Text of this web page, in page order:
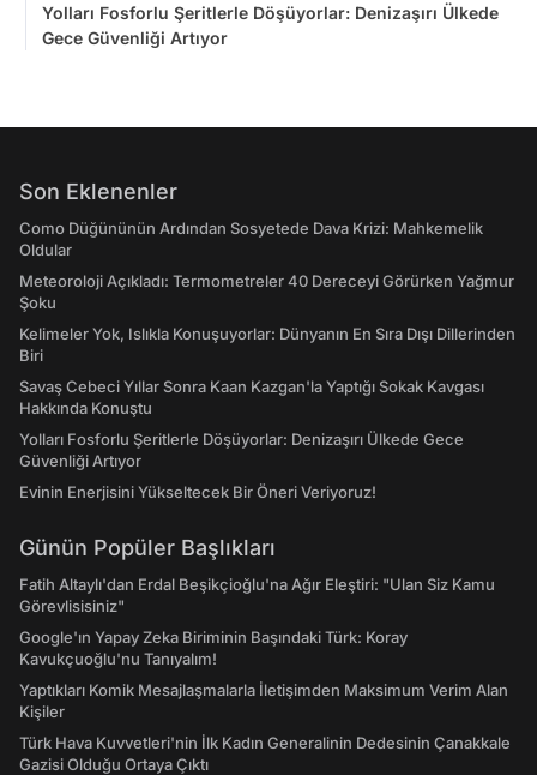
Yolları Fosforlu Şeritlerle Döşüyorlar: Denizaşırı Ülkede
Gece Güvenliği Artıyor
Son Eklenenler
Como Düğününün Ardından Sosyetede Dava Krizi: Mahkemelik
Oldular
Meteoroloji Açıkladı: Termometreler 40 Dereceyi Görürken Yağmur
Şoku
Kelimeler Yok, Islıkla Konuşuyorlar: Dünyanın En Sıra Dışı Dillerinden
Biri
Savaş Cebeci Yıllar Sonra Kaan Kazgan'la Yaptığı Sokak Kavgası
Hakkında Konuştu
Yolları Fosforlu Şeritlerle Döşüyorlar: Denizaşırı Ülkede Gece
Güvenliği Artıyor
Evinin Enerjisini Yükseltecek Bir Öneri Veriyoruz!
Günün Popüler Başlıkları
Fatih Altaylı'dan Erdal Beşikçioğlu'na Ağır Eleştiri: "Ulan Siz Kamu
Görevlisisiniz"
Google'ın Yapay Zeka Biriminin Başındaki Türk: Koray
Kavukçuoğlu'nu Tanıyalım!
Yaptıkları Komik Mesajlaşmalarla İletişimden Maksimum Verim Alan
Kişiler
Türk Hava Kuvvetleri'nin İlk Kadın Generalinin Dedesinin Çanakkale
Gazisi Olduğu Ortaya Çıktı